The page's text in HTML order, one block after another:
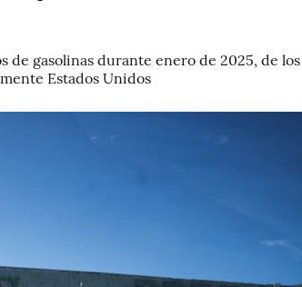
de gasolinas durante enero de 2025, de los
Estados Unidos